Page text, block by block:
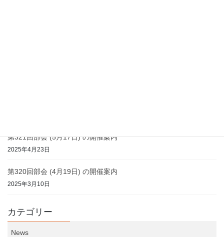
第321回部会 (5月17日) の開催案内
2025年4月23日
第320回部会 (4月19日) の開催案内
2025年3月10日
カテゴリー
News